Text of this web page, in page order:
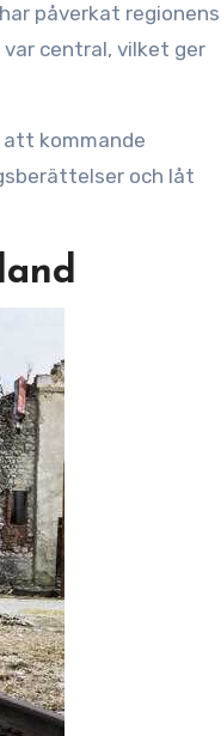
påverkat regionens
central, vilket ger
att kommande
och låt